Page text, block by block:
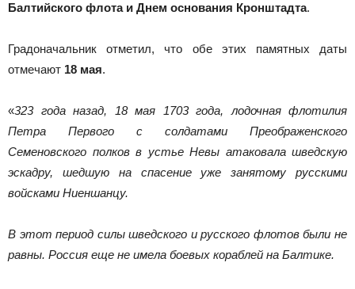
Балтийского флота и Днем основания Кронштадта.
Градоначальник отметил, что обе этих памятных даты
отмечают 18 мая.
«323 года назад, 18 мая 1703 года, лодочная флотилия
Петра Первого с солдатами Преображенского
Семеновского полков в устье Невы атаковала шведскую
эскадру, шедшую на спасение уже занятому русскими
войсками Ниеншанцу.
В этот период силы шведского и русского флотов были не
равны. Россия еще не имела боевых кораблей на Балтике.